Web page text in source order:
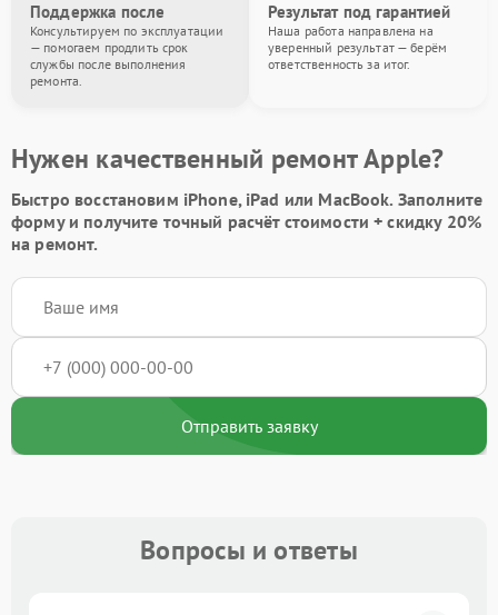
Поддержка после
Консультируем по эксплуатации
— помогаем продлить срок
службы после выполнения
ремонта.
Результат под гарантией
Наша работа направлена на
уверенный результат — берём
ответственность за итог.
Нужен качественный ремонт Apple?
Быстро восстановим iPhone, iPad или MacBook. Заполните
формуи получите точный расчёт стоимости +скидку 20%
на ремонт.
Отправить заявку
Вопросы и ответы